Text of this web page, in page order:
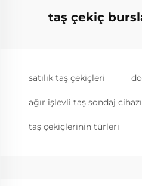
taş çekiç
satılık taş çekiçleri
ağır işlevli taş sondaj cihazı
taş çekiçlerinin türleri